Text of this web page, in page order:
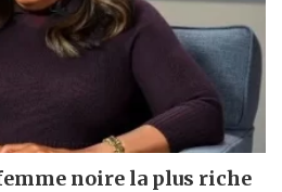
noire la plus riche